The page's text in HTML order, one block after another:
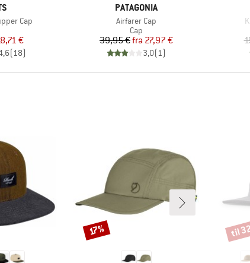
Cap
pris
€
(18)
MÆRKE
PATAGONIA
Artikel
Airfarer Cap
Produktgruppe
Cap
Pris
39,95 € Nedsat pris
fra 27,97 €
3,0(1)
Rabat
17% Rabat
til